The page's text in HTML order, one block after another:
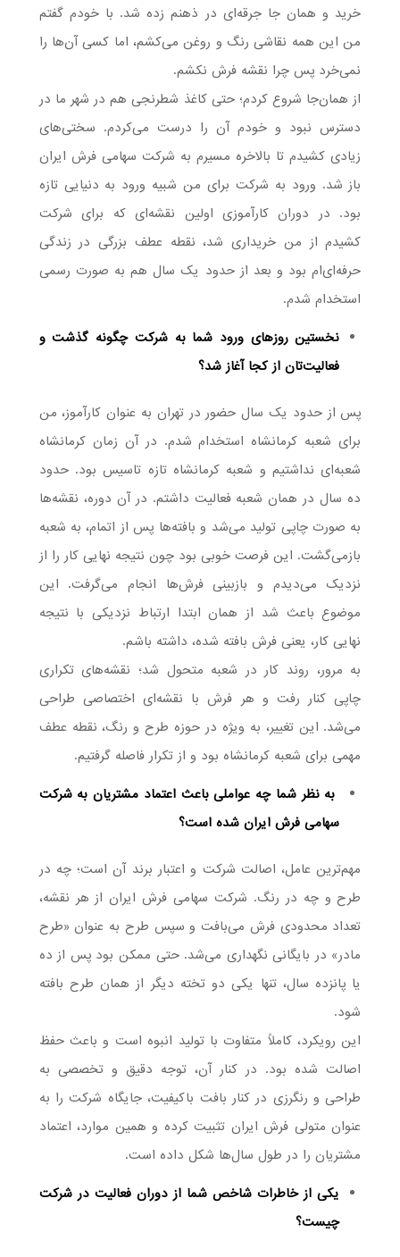
خرید و همان جا جرقه‌ای در ذهنم زده شد. با خودم گفتم
من این همه نقاشی رنگ و روغن می‌کشم، اما کسی آن‌ها را
نمی‌خرد پس چرا نقشه فرش نکشم.
از همان‌جا شروع کردم؛ حتی کاغذ شطرنجی هم در شهر ما در
دسترس نبود و خودم آن را درست می‌کردم. سختی‌های
زیادی کشیدم تا بالاخره مسیرم به شرکت سهامی فرش ایران
باز شد. ورود به شرکت برای من شبیه ورود به دنیایی تازه
بود. در دوران کارآموزی اولین نقشه‌ای که برای شرکت
کشیدم از من خریداری شد، نقطه عطف بزرگی در زندگی
حرفه‌ای‌ام بود و بعد از حدود یک سال هم به صورت رسمی
استخدام شدم.
نخستین روزهای ورود شما به شرکت چگونه گذشت و
فعالیت‌تان از کجا آغاز شد؟
پس از حدود یک سال حضور در تهران به عنوان کارآموز، من
برای شعبه کرمانشاه استخدام شدم. در آن زمان کرمانشاه
شعبه‌ای نداشتیم و شعبه کرمانشاه تازه تاسیس بود. حدود
ده سال در همان شعبه فعالیت داشتم. در آن دوره، نقشه‌ها
به ‌صورت چاپی تولید می‌شد و بافته‌ها پس از اتمام، به شعبه
بازمی‌گشت. این فرصت خوبی بود چون نتیجه نهایی کار را از
نزدیک می‌دیدم و بازبینی فرش‌ها انجام می‌گرفت. این
موضوع باعث شد از همان ابتدا ارتباط نزدیکی با نتیجه
نهایی کار، یعنی فرش بافته شده، داشته باشم.
به مرور، روند کار در شعبه متحول شد؛ نقشه‌های تکراری
چاپی کنار رفت و هر فرش با نقشه‌ای اختصاصی طراحی
می‌شد. این تغییر، به ویژه در حوزه طرح و رنگ، نقطه عطف
مهمی برای شعبه کرمانشاه بود و از تکرار فاصله گرفتیم.
به نظر شما چه عواملی باعث اعتماد مشتریان به شرکت
سهامی فرش ایران شده است؟
مهم‌ترین عامل، اصالت شرکت و اعتبار برند آن است؛ چه در
طرح و چه در رنگ. شرکت سهامی فرش ایران از هر نقشه،
تعداد محدودی فرش می‌بافت و سپس طرح به عنوان «طرح
مادر» در بایگانی نگهداری می‌شد. حتی ممکن بود پس از ده
یا پانزده سال، تنها یکی دو تخته دیگر از همان طرح بافته
شود.
این رویکرد، کاملاً متفاوت با تولید انبوه است و باعث حفظ
اصالت شده بود. در کنار آن، توجه دقیق و تخصصی به
طراحی و رنگرزی در کنار بافت باکیفیت، جایگاه شرکت را به
عنوان متولی فرش ایران تثبیت کرده و همین موارد، اعتماد
مشتریان را در طول سال‌ها شکل داده است.
یکی از خاطرات شاخص شما از دوران فعالیت در شرکت
چیست؟